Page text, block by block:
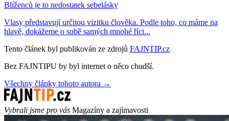
Blíženců je to nedostatek sebelásky
Vlasy představují určitou vizitku člověka. Podle toho, co máme na
hlavě, dokážeme o sobě samých mnohé říci...
Tento článek byl publikován ze zdrojů FAJNTIP.cz
Bez FAJNTIPU by byl internet o něco chudší.
Všechny články tohoto autora →
Vybrali jsme pro vás Magazíny a zajímavosti